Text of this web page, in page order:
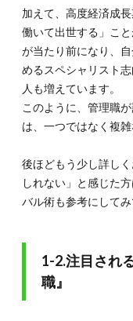
割と責
任
3.
ぜ管
理職
やマ
ジャ
「罰
ム」
と感
か？
加えて、高度経済成
働いて出世する」こ
が当たり前になり、
めるスペシャリスト
人も増えています。
このように、管理職
は、一つではなく複
後ほどもう少し詳し
しれない」と感じた
バル術も参考にしてみ
1-2.注目され
職』